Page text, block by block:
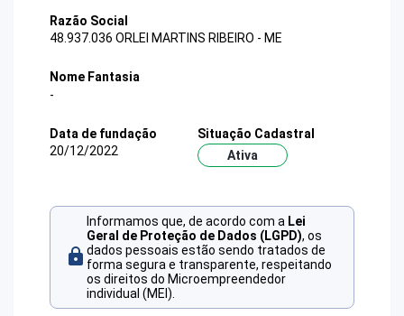
Razão Social
48.937.036 ORLEI MARTINS RIBEIRO - ME
Nome Fantasia
-
Data de fundação
20/12/2022
Situação Cadastral
Ativa
Informamos que, de acordo com a Lei
Geral de Proteção de Dados (LGPD), os
dados pessoais estão sendo tratados de
forma segura e transparente, respeitando
os direitos do Microempreendedor
individual (MEI).